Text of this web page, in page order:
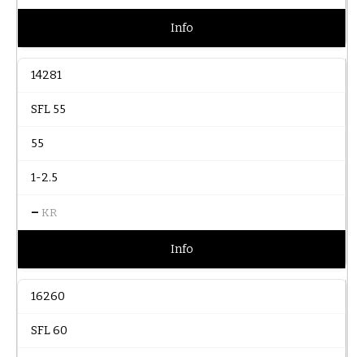
Info
14281
SFL 55
55
1-2.5
– KR
Info
16260
SFL 60